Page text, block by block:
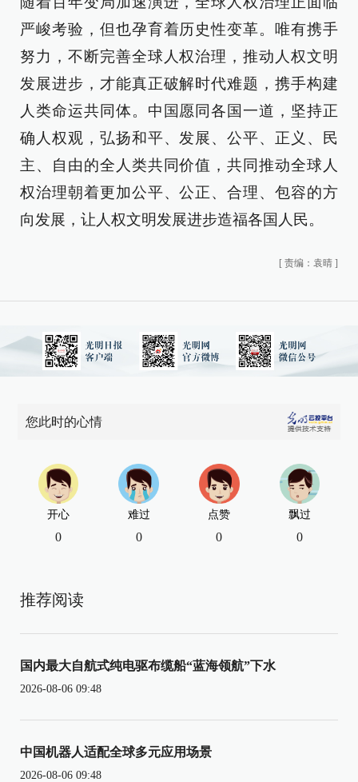
严峻考验，但也孕育着历史性变革。唯有携手
努力，不断完善全球人权治理，推动人权文明
发展进步，才能真正破解时代难题，携手构建
人类命运共同体。中国愿同各国一道，坚持正
确人权观，弘扬和平、发展、公平、正义、民
主、自由的全人类共同价值，共同推动全球人
权治理朝着更加公平、公正、合理、包容的方
向发展，让人权文明发展进步造福各国人民。
[ 责编：袁晴 ]
您此时的心情
开心
0
难过
0
点赞
0
飘过
0
推荐阅读
国内最大自航式纯电驱布缆船“蓝海领航”下水
2026-08-06 09:48
中国机器人适配全球多元应用场景
2026-08-06 09:48